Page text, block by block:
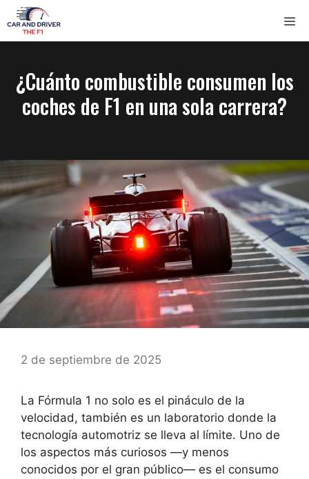
Saltar
al
contenido
¿Cuánto combustible consumen los
coches de F1 en una sola carrera?
2 de septiembre de 2025
La Fórmula 1 no solo es el pináculo de la
velocidad, también es un laboratorio donde la
tecnología automotriz se lleva al límite. Uno de
los aspectos más curiosos —y menos
conocidos por el gran público— es el consumo